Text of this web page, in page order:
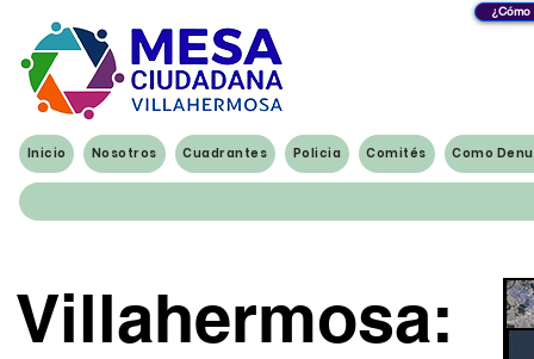
Inicio Nosotros Cuadrantes Policia Comités Como
Villahermosa: